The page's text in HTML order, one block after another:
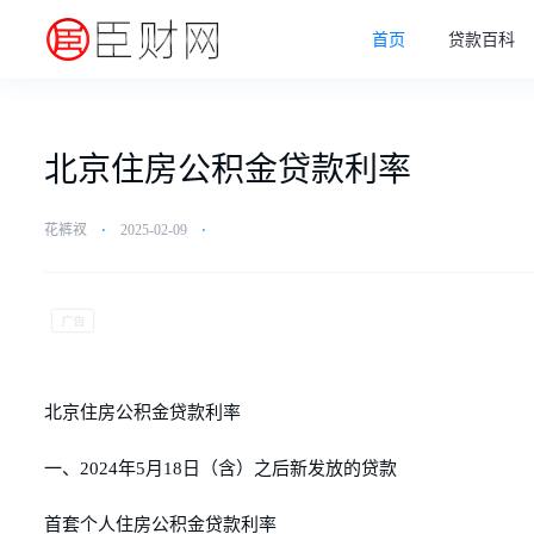
首页 贷款百科
北京住房公积金贷款利率
花裤衩 ⋅ 2025-02-09 ⋅
北京住房公积金贷款利率
一、2024年5月18日（含）之后新发放的贷款
首套个人住房公积金贷款利率